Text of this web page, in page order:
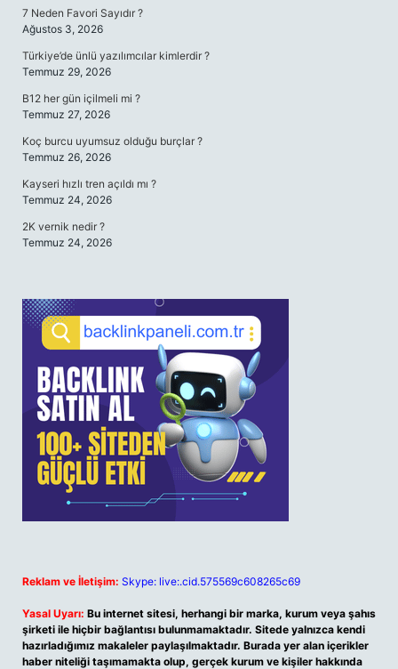
7 Neden Favori Sayıdır ?
Ağustos 3, 2026
Türkiye’de ünlü yazılımcılar kimlerdir ?
Temmuz 29, 2026
B12 her gün içilmeli mi ?
Temmuz 27, 2026
Koç burcu uyumsuz olduğu burçlar ?
Temmuz 26, 2026
Kayseri hızlı tren açıldı mı ?
Temmuz 24, 2026
2K vernik nedir ?
Temmuz 24, 2026
Reklam ve İletişim: Skype: live:.cid.575569c608265c69
Yasal Uyarı: Bu internet sitesi, herhangi bir marka, kurum veya şahıs
şirketi ile hiçbir bağlantısı bulunmamaktadır. Sitede yalnızca kendi
hazırladığımız makaleler paylaşılmaktadır. Burada yer alan içerikler
haber niteliği taşımamakta olup, gerçek kurum ve kişiler hakkında